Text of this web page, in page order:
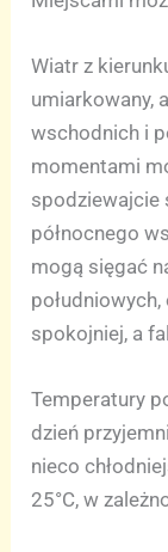
Wiatr z
umiarkowany,
wschodnich i
momentami
spodziewajcie
północnego
mogą sięgać
spokojniej, a
Temperatury
dzień
nieco
25°C, w